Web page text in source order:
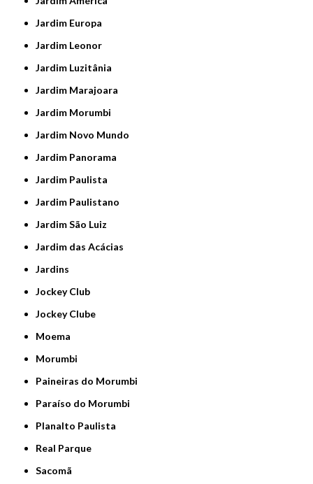
Jardim Europa
Jardim Leonor
Jardim Luzitânia
Jardim Marajoara
Jardim Morumbi
Jardim Novo Mundo
Jardim Panorama
Jardim Paulista
Jardim Paulistano
Jardim São Luiz
Jardim das Acácias
Jardins
Jockey Club
Jockey Clube
Moema
Morumbi
Paineiras do Morumbi
Paraíso do Morumbi
Planalto Paulista
Real Parque
Sacomã